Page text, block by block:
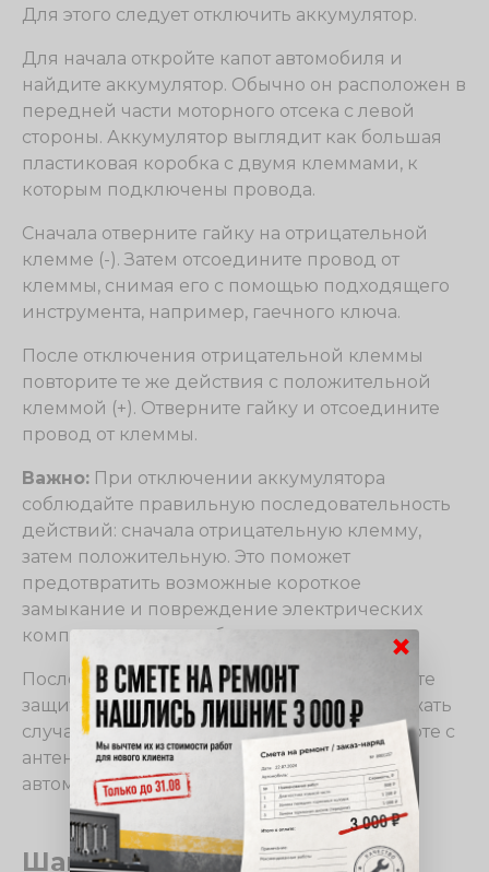
Для этого следует отключить аккумулятор.
Для начала откройте капот автомобиля и
найдите аккумулятор. Обычно он расположен в
передней части моторного отсека с левой
стороны. Аккумулятор выглядит как большая
пластиковая коробка с двумя клеммами, к
которым подключены провода.
Сначала отверните гайку на отрицательной
клемме (-). Затем отсоедините провод от
клеммы, снимая его с помощью подходящего
инструмента, например, гаечного ключа.
После отключения отрицательной клеммы
повторите те же действия с положительной
клеммой (+). Отверните гайку и отсоедините
провод от клеммы.
Важно: При отключении аккумулятора
соблюдайте правильную последовательность
действий: сначала отрицательную клемму,
затем положительную. Это поможет
предотвратить возможные короткое
замыкание и повреждение электрических
компонентов автомобиля.
После отключения аккумулятора установите
защитную крышку на клеммы, чтобы избежать
случайного замыкания проводов при работе с
антенной. Вы также можете закрыть капот
автомобиля.
Шаг 5: Удаление штатной
×